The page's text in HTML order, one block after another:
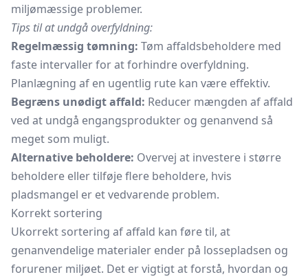
miljømæssige problemer.
Tips til at undgå overfyldning:
Regelmæssig tømning: Tøm affaldsbeholdere med
faste intervaller for at forhindre overfyldning.
Planlægning af en ugentlig rute kan være effektiv.
Begræns unødigt affald: Reducer mængden af affald
ved at undgå engangsprodukter og genanvend så
meget som muligt.
Alternative beholdere: Overvej at investere i større
beholdere eller tilføje flere beholdere, hvis
pladsmangel er et vedvarende problem.
Korrekt sortering
Ukorrekt sortering af affald kan føre til, at
genanvendelige materialer ender på lossepladsen og
forurener miljøet. Det er vigtigt at forstå, hvordan og